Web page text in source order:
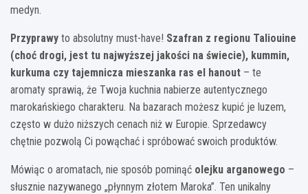
medyn.
Przyprawy to absolutny must-have! Szafran z regionu Taliouine
(choć drogi, jest tu najwyższej jakości na świecie), kummin,
kurkuma czy tajemnicza mieszanka ras el hanout – te
aromaty sprawią, że Twoja kuchnia nabierze autentycznego
marokańskiego charakteru. Na bazarach możesz kupić je luzem,
często w dużo niższych cenach niż w Europie. Sprzedawcy
chętnie pozwolą Ci powąchać i spróbować swoich produktów.
Mówiąc o aromatach, nie sposób pominąć olejku arganowego –
słusznie nazywanego „płynnym złotem Maroka”. Ten unikalny